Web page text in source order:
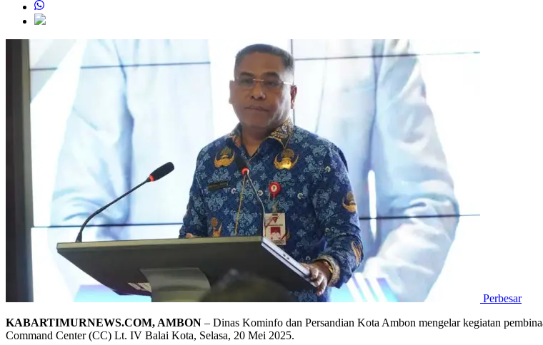
Perbesar
KABARTIMURNEWS.COM, AMBON – Dinas Kominfo dan Persandian Kota Ambon mengelar kegiatan
Command Center (CC) Lt. IV Balai Kota, Selasa, 20 Mei 2025.